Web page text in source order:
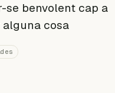
se benvolent cap a
cosa